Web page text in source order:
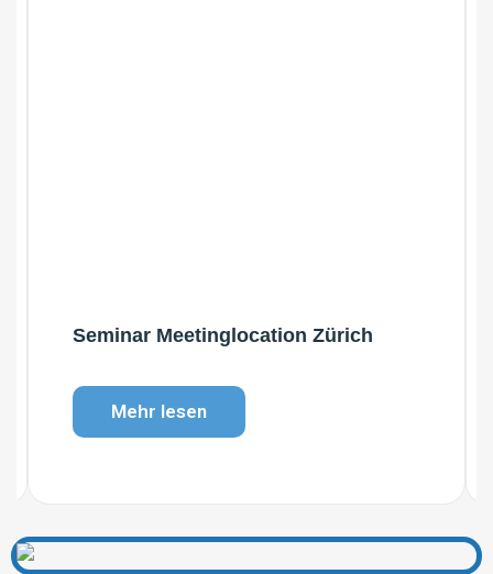
Seminar Meetinglocation Zürich
Mehr lesen